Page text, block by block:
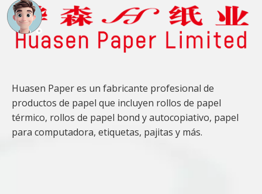
Huasen Paper es un fabricante profesional de
productos de papel que incluyen rollos de papel
térmico, rollos de papel bond y autocopiativo, papel
para computadora, etiquetas, pajitas y más.